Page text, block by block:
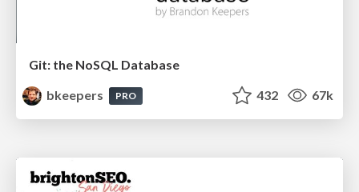
Git: the NoSQL Database
bkeepers
PRO 432 67k